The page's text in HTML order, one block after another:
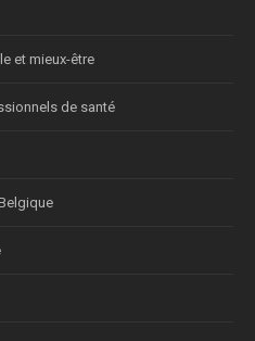
et mieux-être
de santé